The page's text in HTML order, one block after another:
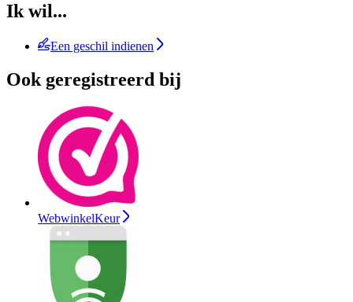
Ik wil...
Een geschil indienen
Ook geregistreerd bij
WebwinkelKeur